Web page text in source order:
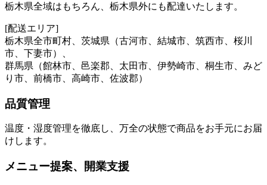
栃木県全域はもちろん、栃木県外にも配達いたします。
[配送エリア]
栃木県全市町村、茨城県（古河市、結城市、筑西市、桜川
市、下妻市）、
群馬県（館林市、邑楽郡、太田市、伊勢崎市、桐生市、みど
り市、前橋市、高崎市、佐波郡）
品質管理
温度・湿度管理を徹底し、万全の状態で商品をお手元にお届
けします。
メニュー提案、開業支援